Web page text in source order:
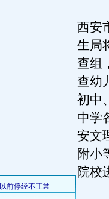
西安
生局
查组
查幼
初中
中学
安文
附小
院校